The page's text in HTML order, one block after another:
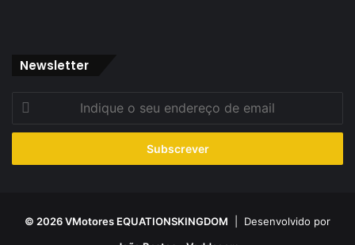
Newsletter
seu
de
© 2026 VMotores EQUATIONSKINGDOM | Desenvolvido por